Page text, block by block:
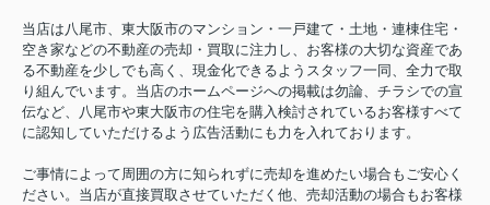
当店は八尾市、東大阪市のマンション・一戸建て・土地・連棟住宅・
空き家などの不動産の売却・買取に注力し、お客様の大切な資産であ
る不動産を少しでも高く、現金化できるようスタッフ一同、全力で取
り組んでいます。当店のホームページへの掲載は勿論、チラシでの宣
伝など、八尾市や東大阪市の住宅を購入検討されているお客様すべて
に認知していただけるよう広告活動にも力を入れております。
ご事情によって周囲の方に知られずに売却を進めたい場合もご安心く
ださい。当店が直接買取させていただく他、売却活動の場合もお客様